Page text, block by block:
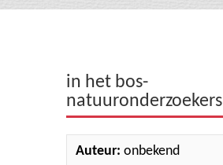
Ethiek en Pastoraal
Kinderen en Jeugd
in het bos-
natuuronderzoekers
Auteur: onbekend